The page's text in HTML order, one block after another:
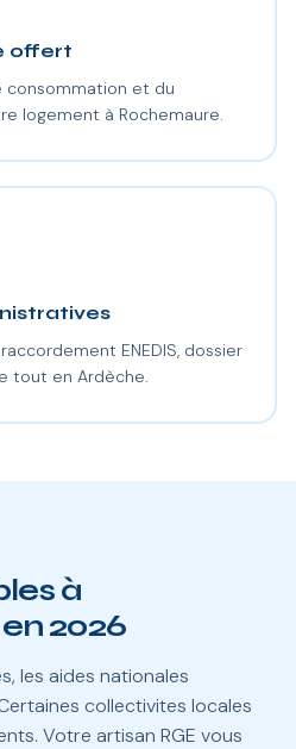
offert
et du
logement à Rochemaure.
ENEDIS, dossier
tout en Ardèche.
à
2026
les aides nationales
collectivites locales
Votre artisan RGE vous